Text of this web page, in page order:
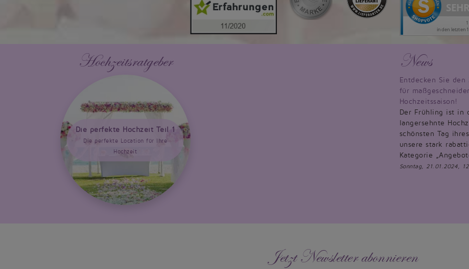
Hochzeitsratgeber
Die perfekte Hochzeit Teil 1
Die perfekte Location für Ihre
Hochzeit
News
Entdecken Sie
für
Hochzeitssaison!
Der Frühling ist in
langersehnte
schönsten Tag
unsere stark
Kategorie
Sonntag, 21.01.2024,
Jetzt Newsletter abonnieren